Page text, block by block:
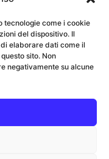
tecnologie come i cookie
del dispositivo. Il
elaborare dati come il
sito. Non
negativamente su alcune
340 970
7900
parcheggio
UE 1169/11)